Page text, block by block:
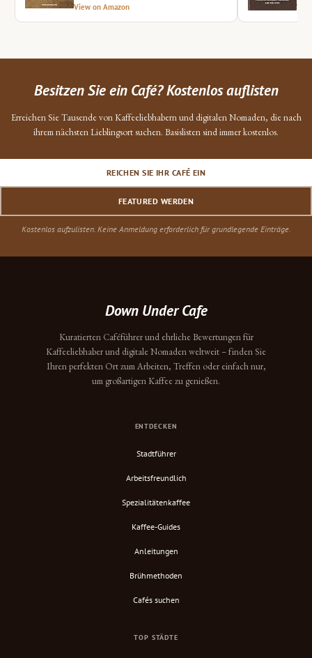
View on Amazon
Besitzen Sie ein Café? Kostenlos auflisten
Erreichen Sie Tausende von Kaffeeliebhabern und digitalen Nomaden, die nach
ihrem nächsten Lieblingsort suchen. Basislisten sind immer kostenlos.
REICHEN SIE IHR CAFÉ EIN
FEATURED WERDEN
Kostenlos aufzulisten. Keine Anmeldung erforderlich für grundlegende Einträge.
Down Under Cafe
Kuratierten Caféführer und ehrliche Bewertungen für
Kaffeeliebhaber und digitale Nomaden weltweit – finden Sie
Ihren perfekten Ort zum Arbeiten, Treffen oder einfach nur,
um großartigen Kaffee zu genießen.
ENTDECKEN
Stadtführer
Arbeitsfreundlich
Spezialitätenkaffee
Kaffee-Guides
Anleitungen
Brühmethoden
Cafés suchen
TOP STÄDTE